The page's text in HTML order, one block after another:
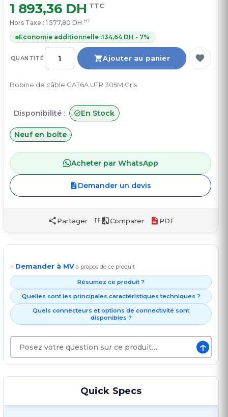
QUANTITÉ Ajouter au panier
1 893,36 DH TTC
Hors Taxe : 1 577,80 DH HT
Economie additionnelle :134,64 DH - 7%
Bobine de câble CAT6A UTP 305M Gris
Disponibilité : En Stock
Neuf en boîte
Acheter par WhatsApp
Demander un devis
Partager Comparer PDF
⚡ Demander à MV à propos de ce produit
Résumez ce produit ?
Quelles sont les principales caractéristiques techniques ?
Quels connecteurs et options de connectivité sont
disponibles ?
↑
Quick Specs